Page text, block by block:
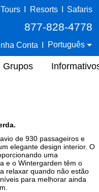
Tours Resorts Safaris
877-828-4778
Conta Português
Grupos
de 930 passageiros e
elegante design interior. O
uma
e o Wintergarden têm o
relaxar quando não estão
para melhorar ainda